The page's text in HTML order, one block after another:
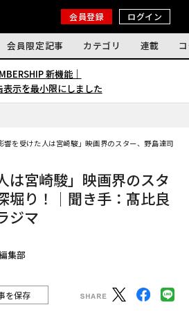
会員登録 ログイン
会員限定記事 カテゴリ 連載
新機能｜
示を最小限にしました
影響を受けた人は宮崎駿」映画界のスター、野島達司
は宮崎駿」映画界のスタ
堀り！│聞き手：髙比良
ジマ
集部
を保存